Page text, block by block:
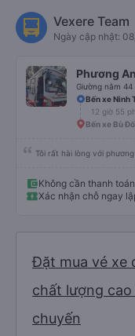
Vexere Team
Ngày cập nhật:
Phương
Giường nằm 44
Bến xe Ninh
12 giờ 55
Bến xe Bù
Tôi rất hài lòng với
Không cần thanh
Xác nhận chỗ ngay
Đặt mua vé xe
chất lượng cao
chuyến